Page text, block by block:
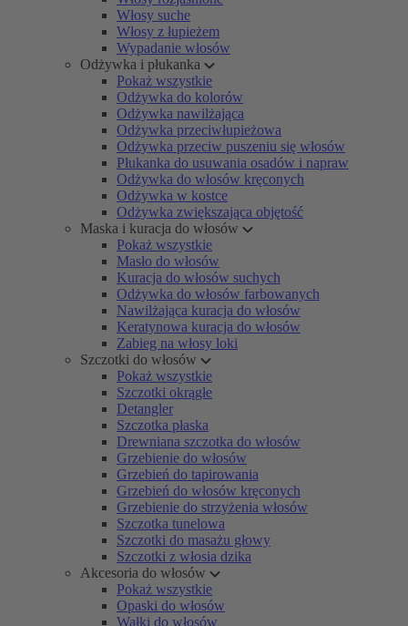
Włosy suche
Włosy z łupieżem
Wypadanie włosów
Odżywka i płukanka
Pokaż wszystkie
Odżywka do kolorów
Odżywka nawilżająca
Odżywka przeciwłupieżowa
Odżywka przeciw puszeniu się włosów
Płukanka do usuwania osadów i napraw
Odżywka do włosów kręconych
Odżywka w kostce
Odżywka zwiększająca objętość
Maska i kuracja do włosów
Pokaż wszystkie
Masło do włosów
Kuracja do włosów suchych
Odżywka do włosów farbowanych
Nawilżająca kuracja do włosów
Keratynowa kuracja do włosów
Zabieg na włosy loki
Szczotki do włosów
Pokaż wszystkie
Szczotki okrągłe
Detangler
Szczotka płaska
Drewniana szczotka do włosów
Grzebienie do włosów
Grzebień do tapirowania
Grzebień do włosów kręconych
Grzebienie do strzyżenia włosów
Szczotka tunelowa
Szczotki do masażu głowy
Szczotki z włosia dzika
Akcesoria do włosów
Pokaż wszystkie
Opaski do włosów
Wałki do włosów